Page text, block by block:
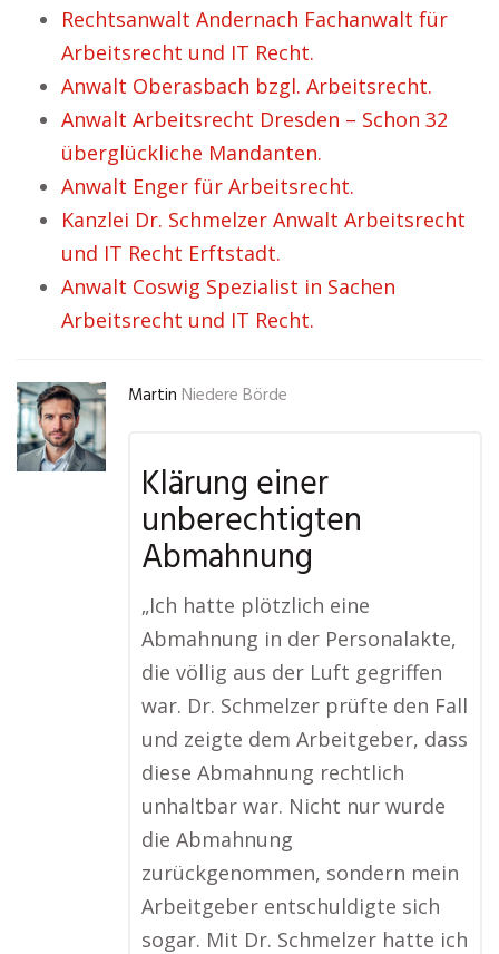
Rechtsanwalt Andernach Fachanwalt für
Arbeitsrecht und IT Recht.
Anwalt Oberasbach bzgl. Arbeitsrecht.
Anwalt Arbeitsrecht Dresden – Schon 32
überglückliche Mandanten.
Anwalt Enger für Arbeitsrecht.
Kanzlei Dr. Schmelzer Anwalt Arbeitsrecht
und IT Recht Erftstadt.
Anwalt Coswig Spezialist in Sachen
Arbeitsrecht und IT Recht.
Martin Niedere Börde
Klärung einer
unberechtigten
Abmahnung
„Ich hatte plötzlich eine
Abmahnung in der Personalakte,
die völlig aus der Luft gegriffen
war. Dr. Schmelzer prüfte den Fall
und zeigte dem Arbeitgeber, dass
diese Abmahnung rechtlich
unhaltbar war. Nicht nur wurde
die Abmahnung
zurückgenommen, sondern mein
Arbeitgeber entschuldigte sich
sogar. Mit Dr. Schmelzer hatte ich